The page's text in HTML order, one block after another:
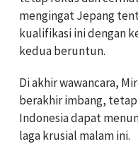
mengingat Jepang
kualifikasi ini dengan
kedua beruntun.
Di akhir wawancara,
berakhir imbang,
Indonesia dapat
laga krusial malam ini.